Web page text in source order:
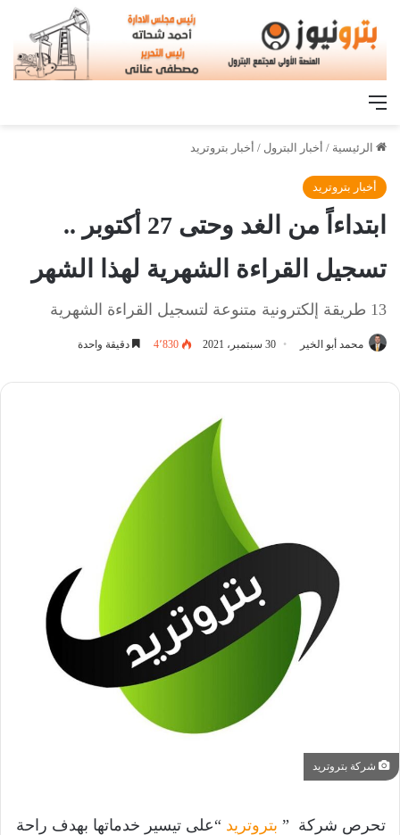
القائمة
الرئيسية / أخبار البترول / أخبار بتروتريد
أخبار بتروتريد
ابتداءاً من الغد وحتى 27 أكتوبر ..
تسجيل القراءة الشهرية لهذا الشهر
13 طريقة إلكترونية متنوعة لتسجيل القراءة الشهرية
محمد أبو الخير 30 سبتمبر، 2021 4٬830 دقيقة واحدة
شركة بتروتريد
تحرص شركة ” بتروتريد “على تيسير خدماتها بهدف راحة